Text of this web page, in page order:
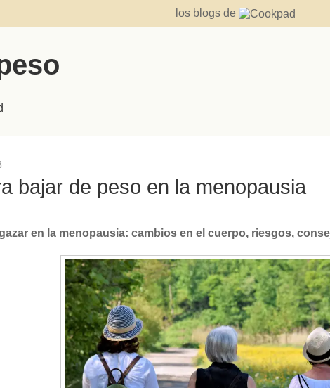
los blogs de
bajar de peso en la menopausia
en la menopausia: cambios en el cuerpo, riesgos,